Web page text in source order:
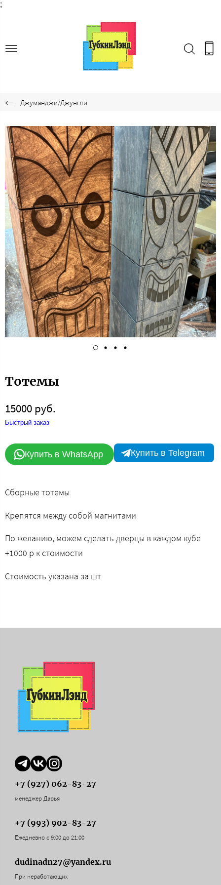
;
Джуманджи/Джунгли
Тотемы
15000 руб.
Быстрый заказ
Купить в WhatsApp Купить в Telegram
Сборные тотемы
Крепятся между собой магнитами
По желанию, можем сделать дверцы в каждом кубе
+1000 р к стоимости
Стоимость указана за шт
+7 (927) 062-83-27
менеджер Дарья
+7 (993) 902-83-27
Ежедневно с 9:00 до 21:00
dudinadn27@yandex.ru
При неработающих